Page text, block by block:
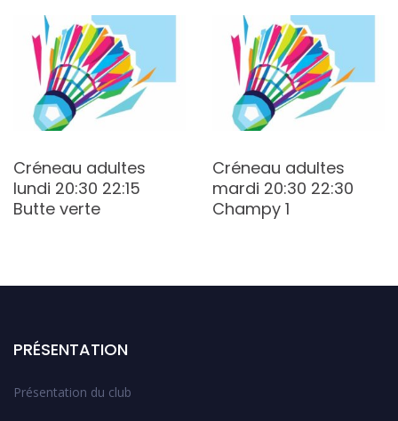
Créneau adultes
lundi 20:30 22:15
Butte verte
Créneau adultes
mardi 20:30 22:30
Champy 1
PRÉSENTATION
Présentation du club